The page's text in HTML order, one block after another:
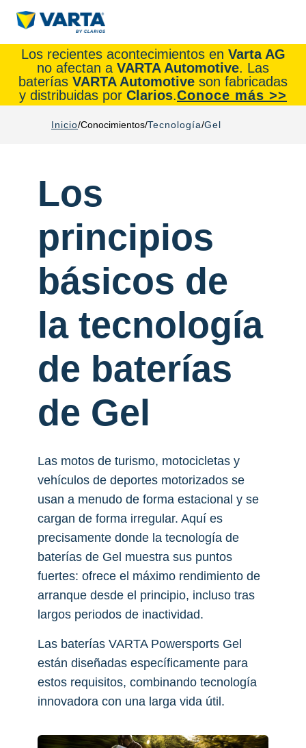
Los recientes acontecimientos en Varta AG
no afectan a VARTA Automotive. Las
baterías VARTA Automotive son fabricadas
y distribuidas por Clarios.Conoce más >>
Inicio Conocimientos Tecnología Gel
Los
principios
básicos de
la tecnología
de baterías
de Gel
Las motos de turismo, motocicletas y
vehículos de deportes motorizados se
usan a menudo de forma estacional y se
cargan de forma irregular. Aquí es
precisamente donde la tecnología de
baterías de Gel muestra sus puntos
fuertes: ofrece el máximo rendimiento de
arranque desde el principio, incluso tras
largos periodos de inactividad.
Las baterías VARTA Powersports Gel
están diseñadas específicamente para
estos requisitos, combinando tecnología
innovadora con una larga vida útil.